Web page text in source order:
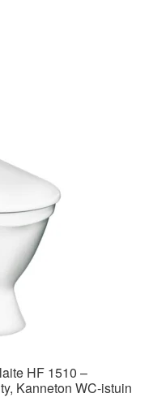
HF 1510 –
Kanneton WC-istuin